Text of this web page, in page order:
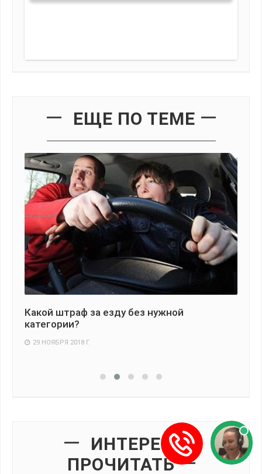
ЕЩЕ ПО ТЕМЕ
Какой штраф за езду без нужной
категории?
29 НОЯБРЯ 2018 Г.
ИНТЕРЕСНО
ПРОЧИТАТЬ